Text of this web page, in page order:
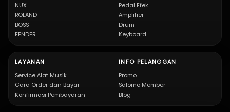
NUX
ROLAND
BOSS
FENDER
Pedal Efek
Amplifier
Drum
Keyboard
LAYANAN
Service Alat Musik
Cara Order dan Bayar
Konfirmasi Pembayaran
INFO PELANGGAN
Promo
Salomo Member
Blog